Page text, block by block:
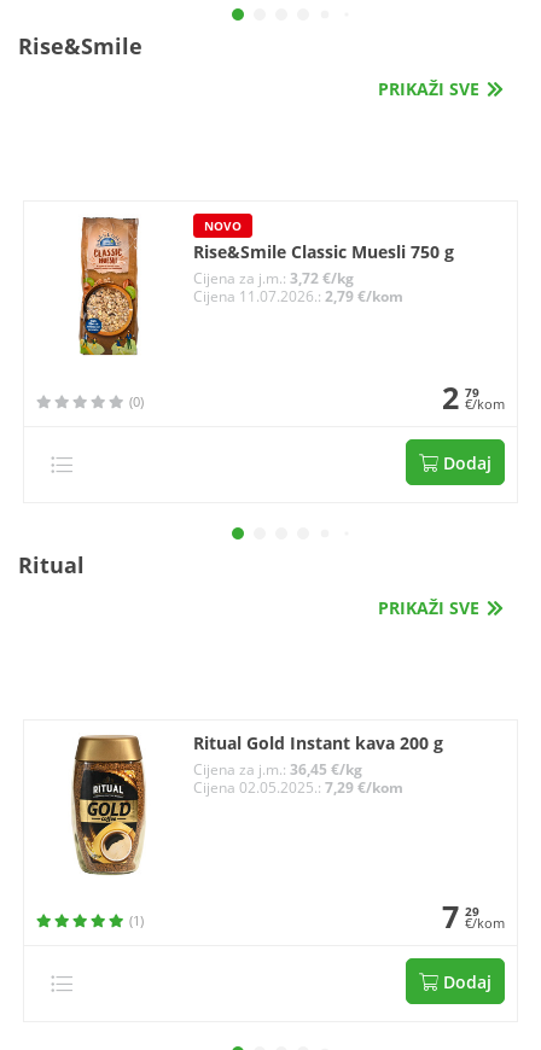
Rise&Smile
PRIKAŽI SVE
NOVO
Rise&Smile Classic Muesli 750 g
Cijena za j.m.:3,72 €/kg
Cijena 11.07.2026.:2,79 €/kom
(0) 2 79
€/kom
Dodaj
Ritual
PRIKAŽI SVE
Ritual Gold Instant kava 200 g
Cijena za j.m.:36,45 €/kg
Cijena 02.05.2025.:7,29 €/kom
(1) 7 29
€/kom
Dodaj